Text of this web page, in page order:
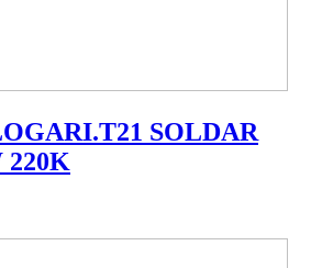
SOLDAR
220K